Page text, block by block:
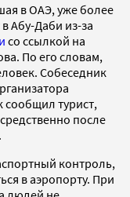
в ОАЭ, уже более
Абу-Даби из-за
со ссылкой на
По его словам,
Собеседник
сообщил турист,
после
контроль,
в аэропорту. При